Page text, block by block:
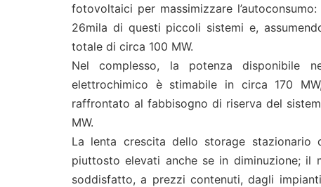
fotovoltaici per massimizzare
26mila di questi piccoli sistemi e,
totale di circa 100 MW.
Nel complesso, la potenza disponibile
elettrochimico è stimabile in circa 170
raffrontato al fabbisogno di riserva del
MW.
La lenta crescita dello storage
piuttosto elevati anche se in diminuzione;
soddisfatto, a prezzi contenuti, dagli